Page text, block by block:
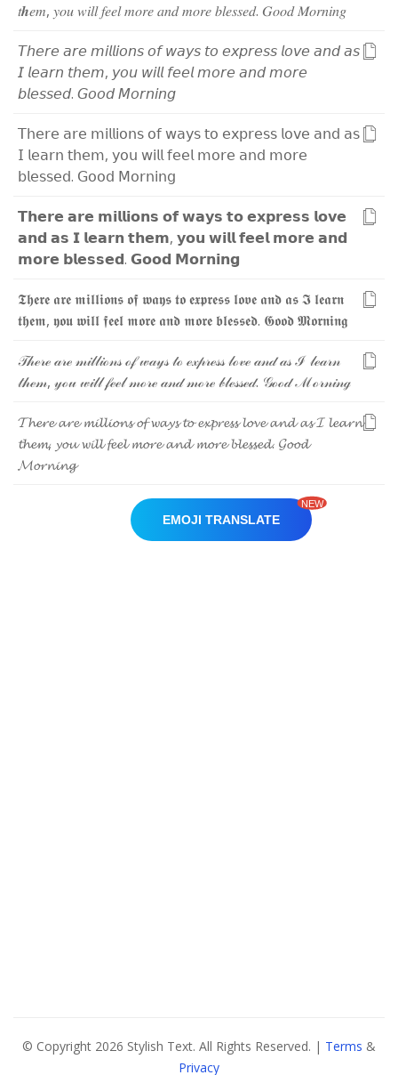
𝑡𝒉𝑒𝑚, 𝑦𝑜𝑢𝑤𝑖𝑙𝑙𝑓𝑒𝑒𝑙𝑚𝑜𝑟𝑒𝑎𝑛𝑑𝑚𝑜𝑟𝑒𝑏𝑙𝑒𝑠𝑠𝑒𝑑. 𝐺𝑜𝑜𝑑𝑀𝑜𝑟𝑛𝑖𝑛𝑔
𝘛𝘩𝘦𝘳𝘦 𝘢𝘳𝘦 𝘮𝘪𝘭𝘭𝘪𝘰𝘯𝘴𝘰𝘧 𝘸𝘢𝘺𝘴 𝘵𝘰 𝘦𝘹𝘱𝘳𝘦𝘴𝘴 𝘭𝘰𝘷𝘦 𝘢𝘯𝘥𝘢𝘴
𝘐 𝘭𝘦𝘢𝘳𝘯 𝘵𝘩𝘦𝘮, 𝘺𝘰𝘶 𝘸𝘪𝘭𝘭 𝘧𝘦𝘦𝘭𝘮𝘰𝘳𝘦 𝘢𝘯𝘥𝘮𝘰𝘳𝘦
𝘣𝘭𝘦𝘴𝘴𝘦𝘥. 𝘎𝘰𝘰𝘥𝘔𝘰𝘳𝘯𝘪𝘯𝘨
𝖳𝗁𝖾𝗋𝖾 𝖺𝗋𝖾 𝗆𝗂𝗅𝗅𝗂𝗈𝗇𝗌 𝗈𝖿𝗐𝖺𝗒𝗌𝗍𝗈 𝖾𝗑𝗉𝗋𝖾𝗌𝗌 𝗅𝗈𝗏𝖾 𝖺𝗇𝖽 𝖺𝗌
𝖨 𝗅𝖾𝖺𝗋𝗇 𝗍𝗁𝖾𝗆, 𝗒𝗈𝗎 𝗐𝗂𝗅𝗅𝖿𝖾𝖾𝗅 𝗆𝗈𝗋𝖾 𝖺𝗇𝖽 𝗆𝗈𝗋𝖾
𝖻𝗅𝖾𝗌𝗌𝖾𝖽. 𝖦𝗈𝗈𝖽 𝖬𝗈𝗋𝗇𝗂𝗇𝗀
𝗧𝗵𝗲𝗿𝗲 𝗮𝗿𝗲 𝗺𝗶𝗹𝗹𝗶𝗼𝗻𝘀 𝗼𝗳𝘄𝗮𝘆𝘀 𝘁𝗼𝗲𝘅𝗽𝗿𝗲𝘀𝘀 𝗹𝗼𝘃𝗲
𝗮𝗻𝗱 𝗮𝘀 𝗜 𝗹𝗲𝗮𝗿𝗻 𝘁𝗵𝗲𝗺, 𝘆𝗼𝘂 𝘄𝗶𝗹𝗹𝗳𝗲𝗲𝗹 𝗺𝗼𝗿𝗲 𝗮𝗻𝗱
𝗺𝗼𝗿𝗲 𝗯𝗹𝗲𝘀𝘀𝗲𝗱. 𝗚𝗼𝗼𝗱 𝗠𝗼𝗿𝗻𝗶𝗻𝗴
𝕿𝖍𝖊𝖗𝖊 𝖆𝖗𝖊𝖒𝖎𝖑𝖑𝖎𝖔𝖓𝖘 𝖔𝖋𝖜𝖆𝖞𝖘𝖙𝖔𝖊𝖝𝖕𝖗𝖊𝖘𝖘 𝖑𝖔𝖛𝖊 𝖆𝖓𝖉 𝖆𝖘𝕴 𝖑𝖊𝖆𝖗𝖓
𝖙𝖍𝖊𝖒, 𝖞𝖔𝖚𝖜𝖎𝖑𝖑𝖋𝖊𝖊𝖑𝖒𝖔𝖗𝖊 𝖆𝖓𝖉𝖒𝖔𝖗𝖊 𝖇𝖑𝖊𝖘𝖘𝖊𝖉. 𝕲𝖔𝖔𝖉𝕸𝖔𝖗𝖓𝖎𝖓𝖌
𝒯𝒽ℯ𝓇ℯ𝒶𝓇ℯ𝓂𝒾𝓁𝓁𝒾ℴ𝓃𝓈ℴ𝒻𝓌𝒶𝓎𝓈𝓉ℴ ℯ𝓍𝓅𝓇ℯ𝓈𝓈𝓁ℴ𝓋ℯ𝒶𝓃𝒹𝒶𝓈ℐ 𝓁ℯ𝒶𝓇𝓃
𝓉𝒽ℯ𝓂, 𝓎ℴ𝓊𝓌𝒾𝓁𝓁𝒻ℯℯ𝓁𝓂ℴ𝓇ℯ𝒶𝓃𝒹𝓂ℴ𝓇ℯ𝒷𝓁ℯ𝓈𝓈ℯ𝒹. 𝒢ℴℴ𝒹ℳℴ𝓇𝓃𝒾𝓃ℊ
𝓣𝓱𝓮𝓻𝓮 𝓪𝓻𝓮 𝓶𝓲𝓵𝓵𝓲𝓸𝓷𝓼 𝓸𝓯 𝔀𝓪𝔂𝓼 𝓽𝓸 𝓮𝔁𝓹𝓻𝓮𝓼𝓼 𝓵𝓸𝓿𝓮 𝓪𝓷𝓭 𝓪𝓼𝓘 𝓵𝓮𝓪𝓻𝓷
𝓽𝓱𝓮𝓶, 𝔂𝓸𝓾 𝔀𝓲𝓵𝓵 𝓯𝓮𝓮𝓵 𝓶𝓸𝓻𝓮 𝓪𝓷𝓭 𝓶𝓸𝓻𝓮 𝓫𝓵𝓮𝓼𝓼𝓮𝓭. 𝓖𝓸𝓸𝓭
𝓜𝓸𝓻𝓷𝓲𝓷𝓰
EMOJI TRANSLATE
NEW
© Copyright 2026 Stylish Text. All Rights Reserved. | Terms &
Privacy